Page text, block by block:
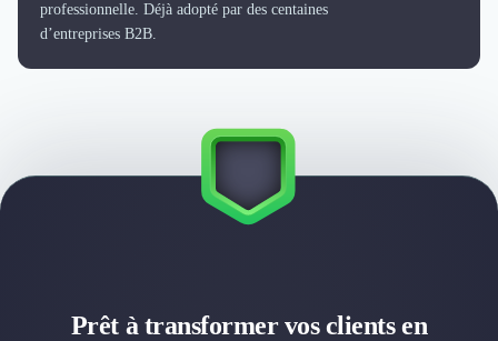
professionnelle. Déjà adopté par des centaines
d’entreprises B2B.
Prêt à transformer vos clients en